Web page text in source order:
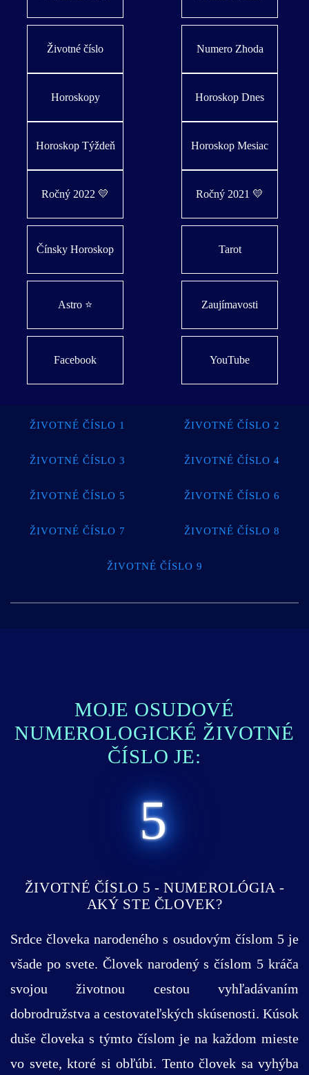
Životné číslo Numero Zhoda
Horoskopy Horoskop Dnes
Horoskop Týždeň Horoskop Mesiac
Ročný 2022 💛 Ročný 2021 💛
Čínsky Horoskop Tarot
Astro ⭐ Zaujímavosti
Facebook YouTube
ŽIVOTNÉ ČÍSLO 1 ŽIVOTNÉ ČÍSLO 2
ŽIVOTNÉ ČÍSLO 3 ŽIVOTNÉ ČÍSLO 4
ŽIVOTNÉ ČÍSLO 5 ŽIVOTNÉ ČÍSLO 6
ŽIVOTNÉ ČÍSLO 7 ŽIVOTNÉ ČÍSLO 8
ŽIVOTNÉ ČÍSLO 9
MOJE OSUDOVÉ
NUMEROLOGICKÉ ŽIVOTNÉ
ČÍSLO JE:
5
ŽIVOTNÉ ČÍSLO 5 - NUMEROLÓGIA -
AKÝ STE ČLOVEK?
Srdce človeka narodeného s osudovým číslom 5 je
všade po svete. Človek narodený s číslom 5 kráča
svojou životnou cestou vyhľadávaním
dobrodružstva a cestovateľských skúsenosti. Kúsok
duše človeka s týmto číslom je na každom mieste
vo svete, ktoré si obľúbi. Tento človek sa vyhýba